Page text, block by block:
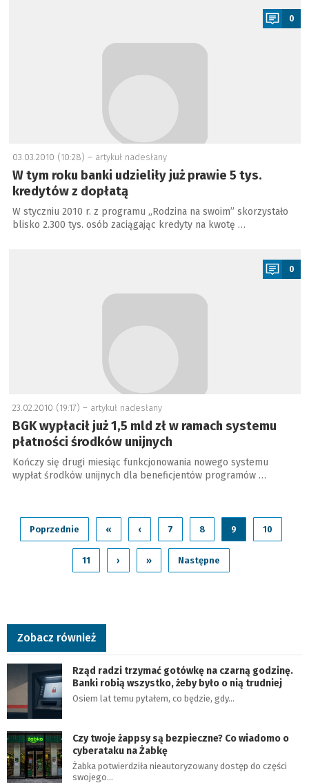
0
03.03.2010 (10:28) – artykuł nadesłany
W tym roku banki udzieliły już prawie 5 tys.
kredytów z dopłatą
W styczniu 2010 r. z programu „Rodzina na swoim” skorzystało
blisko 2.300 tys. osób zaciągając kredyty na kwotę …
0
23.02.2010 (19:17) – artykuł nadesłany
BGK wypłacił już 1,5 mld zł w ramach systemu
płatności środków unijnych
Kończy się drugi miesiąc funkcjonowania nowego systemu
wypłat środków unijnych dla beneficjentów programów …
Poprzednie « ‹ 7 8 9 10
11 › » Następne
Zobacz również
Rząd radzi trzymać gotówkę na czarną godzinę.
Banki robią wszystko, żeby było o nią trudniej
Osiem lat temu pytałem, co będzie, gdy…
Czy twoje żappsy są bezpieczne? Co wiadomo o
cyberataku na Żabkę
Żabka potwierdziła nieautoryzowany dostęp do części
swojego…